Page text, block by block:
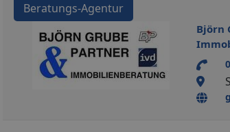
Beratungs-Agentur
Björn